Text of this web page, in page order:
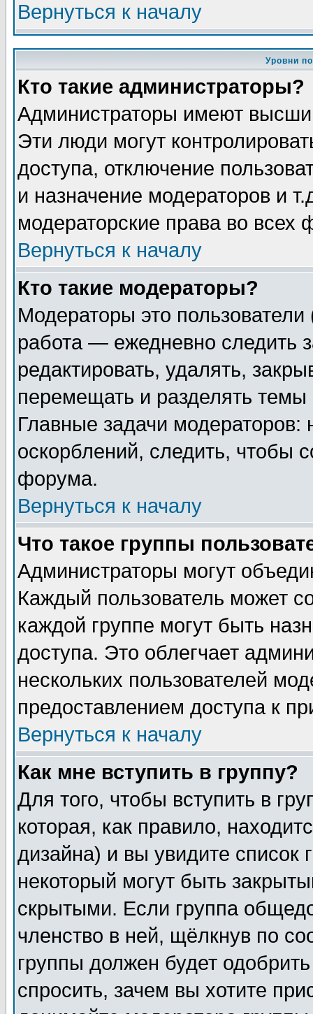
Вернуться к началу
Уровни
Кто такие администраторы?
Администраторы имеют
Эти люди могут
доступа, отключение
и назначение модераторов и
модераторские права во всех
Вернуться к началу
Кто такие модераторы?
Модераторы это
работа — ежедневно следить
редактировать, удалять,
перемещать и разделять
Главные задачи
оскорблений, следить, чтобы
форума.
Вернуться к началу
Что такое группы
Администраторы могут
Каждый пользователь может
каждой группе могут быть
доступа. Это облегчает
нескольких пользователей
предоставлением доступа к
Вернуться к началу
Как мне вступить в группу?
Для того, чтобы вступить в
которая, как правило,
дизайна) и вы увидите список
некоторый могут быть
скрытыми. Если группа
членство в ней, щёлкнув по
группы должен будет
спросить, зачем вы хотите